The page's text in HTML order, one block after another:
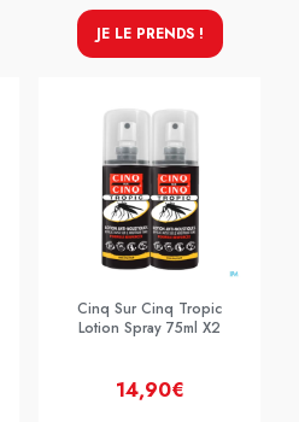
JE LE PRENDS !
Cinq Sur Cinq Tropic
Lotion Spray 75ml X2
14,90€